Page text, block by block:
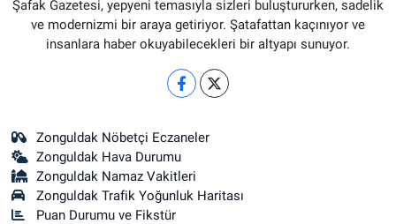
Şafak Gazetesi, yepyeni temasıyla sizleri buluştururken, sadelik
ve modernizmi bir araya getiriyor. Şatafattan kaçınıyor ve
insanlara haber okuyabilecekleri bir altyapı sunuyor.
Zonguldak Nöbetçi Eczaneler
Zonguldak Hava Durumu
Zonguldak Namaz Vakitleri
Zonguldak Trafik Yoğunluk Haritası
Puan Durumu ve Fikstür